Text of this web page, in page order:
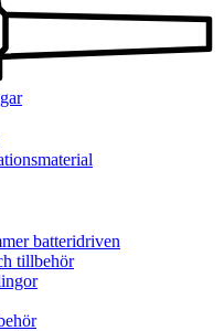
batteridriven
tillbehör